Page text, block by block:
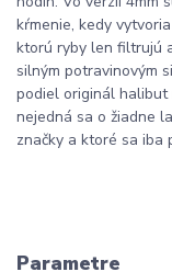
kŕmenie, kedy
ktorú ryby len filtrujú
silným potravinovým
podiel originál halibut
nejedná sa o žiadne
značky a ktoré sa iba
Parametre